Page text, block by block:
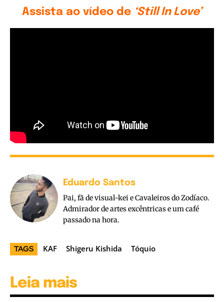
Assista ao vídeo de ‘Still In Love’
Eduardo Santos
Pai, fã de visual-kei e Cavaleiros do Zodíaco.
Admirador de artes excêntricas e um café
passado na hora.
TAGS KAF Shigeru Kishida Tóquio
Leia mais